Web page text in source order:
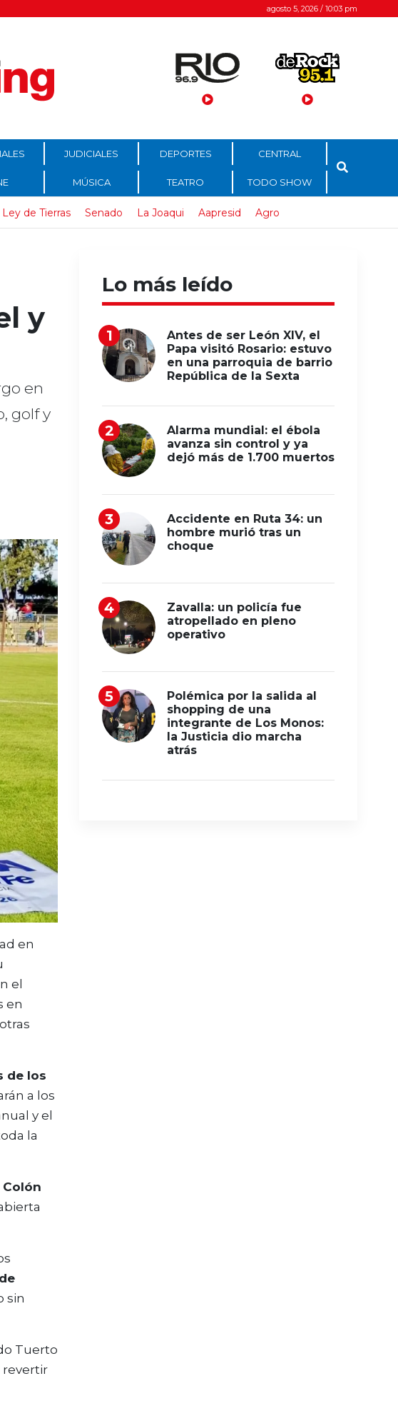
agosto 5, 2026 / 10:03 pm
JUDICIALES DEPORTES CENTRAL
MÚSICA TEATRO TODO SHOW
Ley de Tierras Senado La Joaqui Aapresid Agro
y
en
golf y
en
el
en
de los
a los
y el
la
Colón
sin
Tuerto
revertir
Lo más leído
Antes de ser León XIV, el
Papa visitó Rosario: estuvo
en una parroquia de barrio
República de la Sexta
Alarma mundial: el ébola
avanza sin control y ya
dejó más de 1.700 muertos
Accidente en Ruta 34: un
hombre murió tras un
choque
Zavalla: un policía fue
atropellado en pleno
operativo
Polémica por la salida al
shopping de una
integrante de Los Monos:
la Justicia dio marcha
atrás